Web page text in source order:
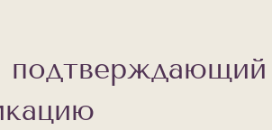
подтверждающий